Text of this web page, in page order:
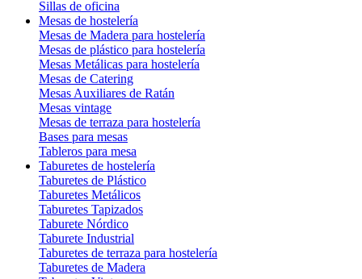
Sillas de oficina
Mesas de hostelería
Mesas de Madera para hostelería
Mesas de plástico para hostelería
Mesas Metálicas para hostelería
Mesas de Catering
Mesas Auxiliares de Ratán
Mesas vintage
Mesas de terraza para hostelería
Bases para mesas
Tableros para mesa
Taburetes de hostelería
Taburetes de Plástico
Taburetes Metálicos
Taburetes Tapizados
Taburete Nórdico
Taburete Industrial
Taburetes de terraza para hostelería
Taburetes de Madera